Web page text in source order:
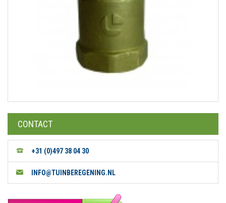
CONTACT
+31 (0)497 38 04 30
INFO@TUINBEREGENING.NL